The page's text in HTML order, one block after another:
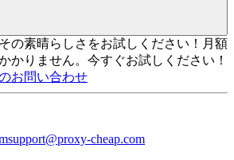
の素晴らしさをお試しください！ 月額
かりません。今すぐお試しください！
お問い合わせ
support@proxy-cheap.com